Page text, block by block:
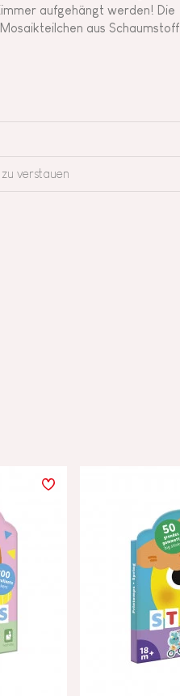
aufgehängt werden! Die
aus Schaumstoff
verstauen